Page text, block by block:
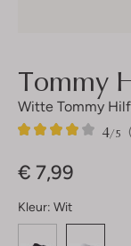
Tommy
Witte Tommy
4/5
6
4
€ 7,99
Kleur: Wit